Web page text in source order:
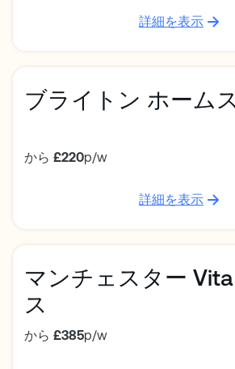
詳細を表示
ブライトン ホーム
から £220p/w
詳細を表示
マンチェスター
ス
から £385p/w